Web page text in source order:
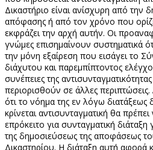
Δικαστήριο είναι ανίσχυρη από την
απόφασης ή από τον χρόνο που
εκφράζει την αρχή αυτήν. Οι
γνώμες επισημαίνουν συστηματικά
την μόνη εξαίρεση που εισάγει το
διάχυτου και παρεμπίπτοντος
συνέπειες της
περιορισθούν σε άλλες
ότι το νόημα της εν λόγω διατάξεως
κρίνεται αντισυνταγματική θα
επρόκειτο για συνταγματική
της δημοσιεύσεως της αποφάσεως
Δικαστηρίου. Η διάταξη αυτή αφορά